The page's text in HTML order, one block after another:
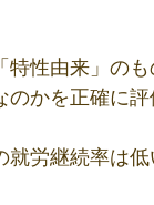
性由来」のも
かを正確に評
労継続率は低